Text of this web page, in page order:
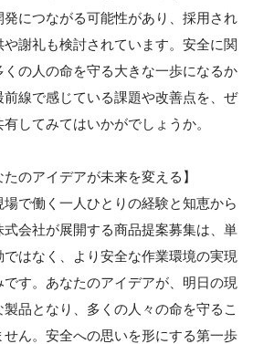
につながる可能性があり、採用され
謝礼も検討されています。安全に関
の人の命を守る大きな一歩になるか
前線で感じている課題や改善点を、ぜ
してみてはいかがでしょうか。
のアイデアが未来を変える】
で働く一人ひとりの経験と知恵から
会社が展開する商品提案募集は、単
はなく、より安全な作業環境の実現
す。あなたのアイデアが、明日の現
品となり、多くの人々の命を守るこ
ん。安全への思いを形にする第一歩